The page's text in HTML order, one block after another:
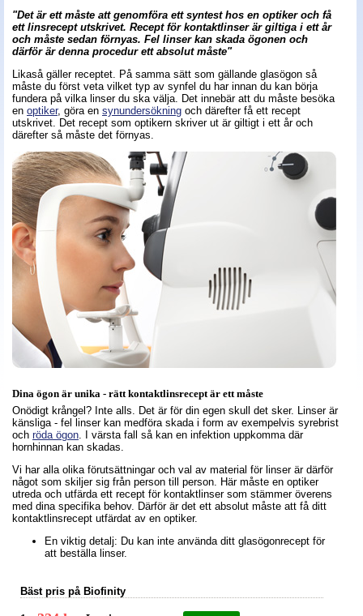
"Det är ett måste att genomföra ett syntest hos en optiker och få
ett linsrecept utskrivet. Recept för kontaktlinser är giltiga i ett år
och måste sedan förnyas. Fel linser kan skada ögonen och
därför är denna procedur ett absolut måste"
Likaså gäller receptet. På samma sätt som gällande glasögon så
måste du först veta vilket typ av synfel du har innan du kan börja
fundera på vilka linser du ska välja. Det innebär att du måste besöka
en optiker, göra en synundersökning och därefter få ett recept
utskrivet. Det recept som optikern skriver ut är giltigt i ett år och
därefter så måste det förnyas.
Dina ögon är unika - rätt kontaktlinsrecept är ett måste
Onödigt krångel? Inte alls. Det är för din egen skull det sker. Linser är
känsliga - fel linser kan medföra skada i form av exempelvis syrebrist
och röda ögon. I värsta fall så kan en infektion uppkomma där
hornhinnan kan skadas.
Vi har alla olika förutsättningar och val av material för linser är därför
något som skiljer sig från person till person. Här måste en optiker
utreda och utfärda ett recept för kontaktlinser som stämmer överens
med dina specifika behov. Därför är det ett absolut måste att få ditt
kontaktlinsrecept utfärdat av en optiker.
En viktig detalj: Du kan inte använda ditt glasögonrecept för
att beställa linser.
Bäst pris på Biofinity